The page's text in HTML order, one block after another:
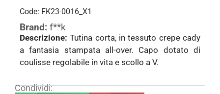
Code: FK23-0016_X1
Brand: f**k
Descrizione:Tutina corta, in tessuto crepe cady
a fantasia stampata all-over. Capo dotato di
coulisse regolabile in vita e scollo a V.
Condividi: